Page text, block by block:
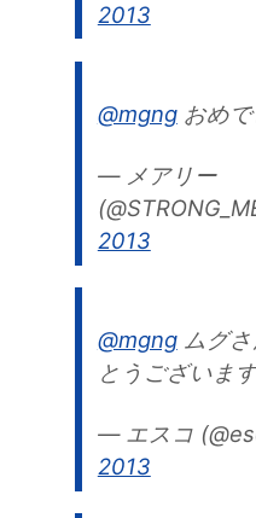
2013
@mgngおめで
— メアリー
2013
@mgngムグさ
とうございま
— エスコ
2013